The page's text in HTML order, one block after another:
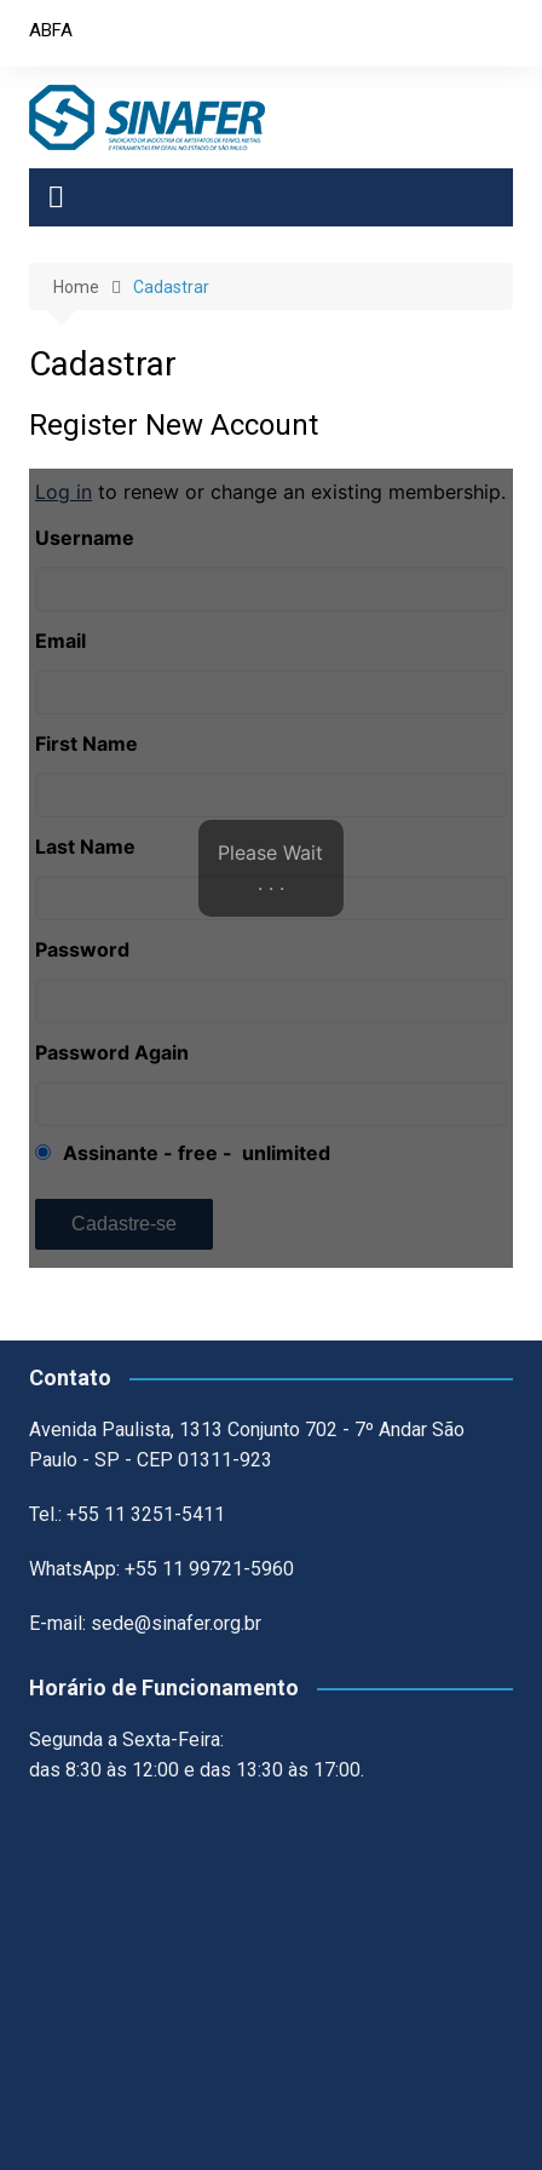
ABFA
Home Cadastrar
Cadastrar
Register New Account
Log in to renew or change an existing membership.
Username
Email
First Name
Last Name
Password
Password Again
Assinante - free - unlimited
Please Wait
. . .
Contato
Avenida Paulista, 1313 Conjunto 702 - 7º Andar São
Paulo - SP - CEP 01311-923
Tel.: +55 11 3251-5411
WhatsApp: +55 11 99721-5960
E-mail: sede@sinafer.org.br
Horário de Funcionamento
Segunda a Sexta-Feira:
das 8:30 às 12:00 e das 13:30 às 17:00.